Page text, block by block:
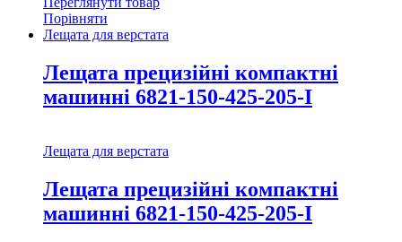
Порівняти
Лещата для верстата
Лещата прецизійні компактні
машинні 6821-150-425-205-I
Лещата для верстата
Лещата прецизійні компактні
машинні 6821-150-425-205-I